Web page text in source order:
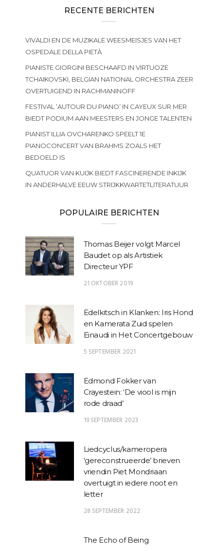
RECENTE BERICHTEN
VIVALDI EN DE MUZIKALE WEESMEISJES VAN HET
OSPEDALE DELLA PIETÀ
PIANISTE GIORGINI BESCHAAFD IN VIRTUOZE
TCHAIKOVSKI, BELGIAN NATIONAL ORCHESTRA ZEER
OVERTUIGEND IN RACHMANINOFF
FESTIVAL ‘AUTOUR DU PIANO’ IN CAYEUX SUR MER
BIEDT PODIUM AAN MEESTERS EN JONGE TALENTEN
PIANIST ILLIA OVCHARENKO SPEELT 1E
PIANOCONCERT VAN BRAHMS ZOALS HET
BEDOELD IS
QUATUOR VAN KUIJK BIEDT FASCINERENDE INKIJK
IN ANDERHALVE EEUW STRIJKKWARTETLITERATUUR
POPULAIRE BERICHTEN
Thomas Beijer volgt Marcel
Baudet op als Artistiek
Directeur YPF
21 OKTOBER 2019
Edelkitsch in Klanken: Iris Hond
en Kamerata Zuid spelen
Einaudi in Het Concertgebouw
5 SEPTEMBER 2021
Edmond Fokker van
Crayestein: ‘De viool is mijn
rode draad’
19 SEPTEMBER 2023
Liedcyclus/kameropera
‘gereconstrueerde’ brieven
vriendin Piet Mondriaan
overtuigt in iedere noot en
letter
28 SEPTEMBER 2022
The Echo of Being